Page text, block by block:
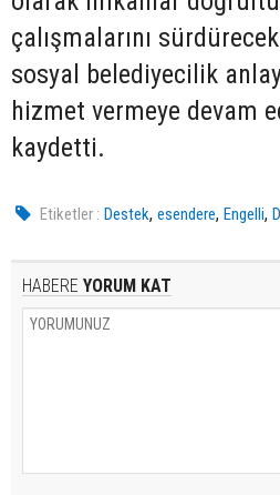
çalışmalarını
sosyal belediyecilik
hizmet vermeye devam
kaydetti.
Etiketler : Destek,esendere,Engelli,
HABERE YORUM KAT